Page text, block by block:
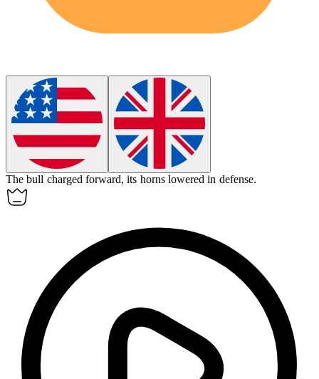
The bull charged forward, its horns lowered in defense.